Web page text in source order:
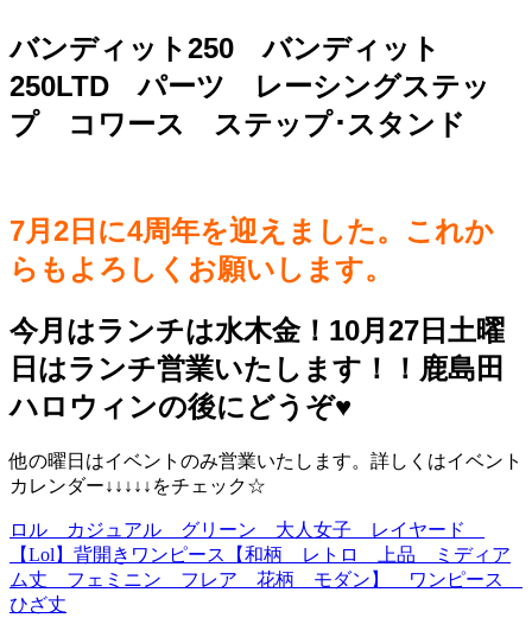
バンディット250 バンディット
250LTD パーツ レーシングステッ
プ コワース ステップ･スタンド
7月2日に4周年を迎えました。これか
らもよろしくお願いします。
今月はランチは水木金！10月27日土曜
日はランチ営業いたします！！鹿島田
ハロウィンの後にどうぞ♥️
他の曜日はイベントのみ営業いたします。詳しくはイベント
カレンダー↓↓↓↓↓をチェック☆
ロル カジュアル グリーン 大人女子 レイヤード
【Lol】背開きワンピース【和柄 レトロ 上品 ミディア
ム丈 フェミニン フレア 花柄 モダン】 ワンピース
ひざ丈